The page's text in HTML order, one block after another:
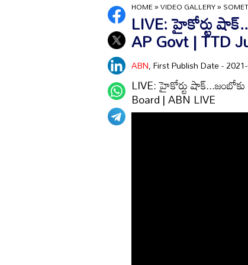
HOME»VIDEO GALLERY»
LIVE: హైకోర్టు
AP Govt | TTD
ABN, First Publish Date -
LIVE: హైకోర్టు
Board | ABN LIVE